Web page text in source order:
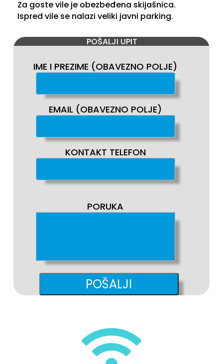
Za goste vile je obezbeđena skijašnica.
Ispred vile se nalazi veliki javni parking.
POŠALJI UPIT
IME I PREZIME (OBAVEZNO POLJE)
EMAIL (OBAVEZNO POLJE)
KONTAKT TELEFON
PORUKA
